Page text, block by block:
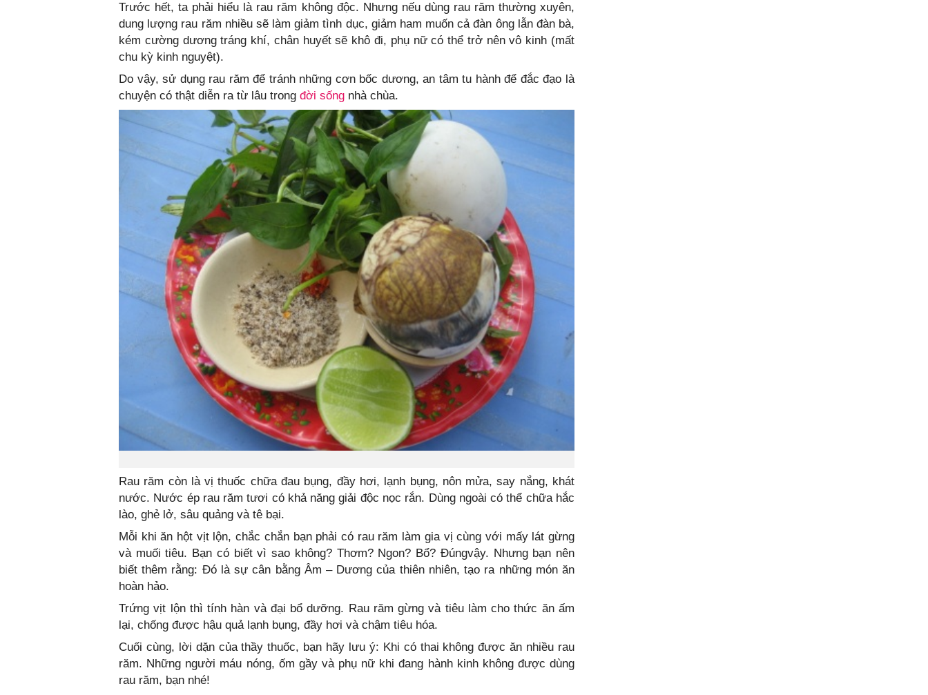
Trước hết, ta phải hiểu là rau răm không độc. Nhưng nếu dùng rau răm thường xuyên,
dung lượng rau răm nhiều sẽ làm giảm tình dục, giảm ham muốn cả đàn ông lẫn đàn bà,
kém cường dương tráng khí, chân huyết sẽ khô đi, phụ nữ có thể trở nên vô kinh (mất
chu kỳ kinh nguyệt).
Do vậy, sử dụng rau răm để tránh những cơn bốc dương, an tâm tu hành để đắc đạo là
chuyện có thật diễn ra từ lâu trong đời sống nhà chùa.
Rau răm còn là vị thuốc chữa đau bụng, đầy hơi, lạnh bụng, nôn mửa, say nắng, khát
nước. Nước ép rau răm tươi có khả năng giải độc nọc rắn. Dùng ngoài có thể chữa hắc
lào, ghẻ lở, sâu quảng và tê bại.
Mỗi khi ăn hột vịt lộn, chắc chắn bạn phải có rau răm làm gia vị cùng với mấy lát gừng
và muối tiêu. Bạn có biết vì sao không? Thơm? Ngon? Bổ? Đúngvậy. Nhưng bạn nên
biết thêm rằng: Đó là sự cân bằng Âm – Dương của thiên nhiên, tạo ra những món ăn
hoàn hảo.
Trứng vịt lộn thì tính hàn và đại bổ dưỡng. Rau răm gừng và tiêu làm cho thức ăn ấm
lại, chống được hậu quả lạnh bụng, đầy hơi và chậm tiêu hóa.
Cuối cùng, lời dặn của thầy thuốc, bạn hãy lưu ý: Khi có thai không được ăn nhiều rau
răm. Những người máu nóng, ốm gầy và phụ nữ khi đang hành kinh không được dùng
rau răm, bạn nhé!